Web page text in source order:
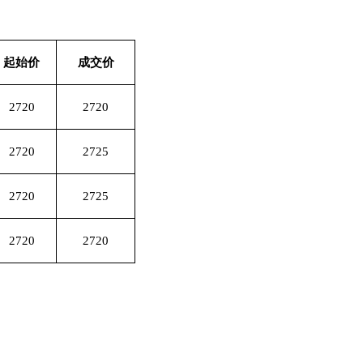
起始价 成交价
2720 2720
2720 2725
2720 2725
2720 2720